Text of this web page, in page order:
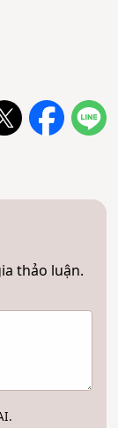
thảo luận.